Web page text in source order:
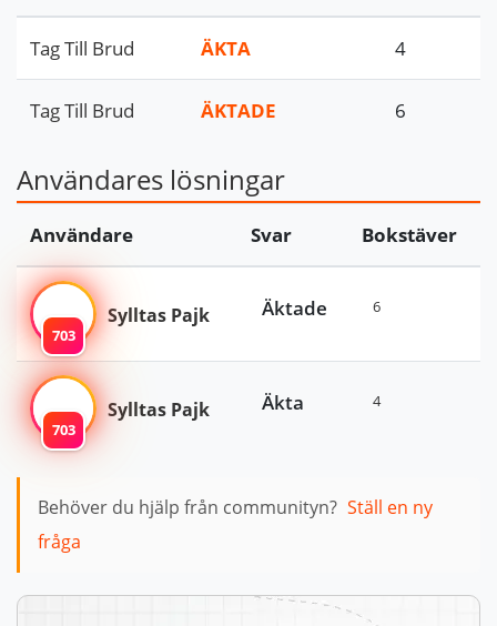
Tag Till Brud ÄKTA 4
Tag Till Brud ÄKTADE 6
Användares lösningar
Användare Svar Bokstäver
703
Sylltas Pajk Äktade 6
703
Sylltas Pajk Äkta 4
Behöver du hjälp från communityn? Ställ en ny
fråga